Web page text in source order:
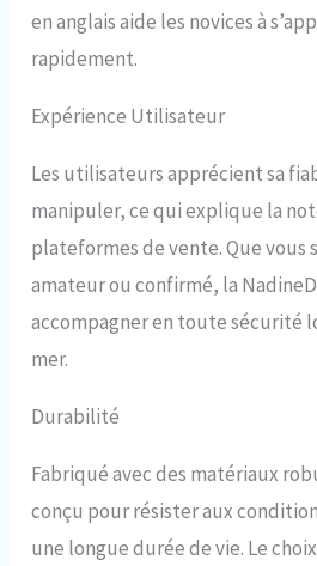
meilleure.
Le poids
séparez
la
élégante :
et la
ainsi que
en anglais aide les novices à
rapidement.
Expérience Utilisateur
Les utilisateurs apprécient sa
manipuler, ce qui explique la
plateformes de vente. Que vous
amateur ou confirmé, la
accompagner en toute sécurité
mer.
Durabilité
Fabriqué avec des matériaux
conçu pour résister aux
une longue durée de vie. Le